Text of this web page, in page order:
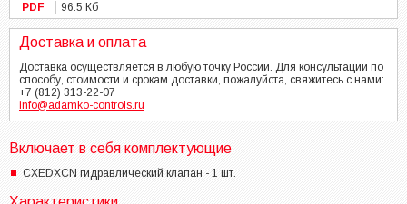
PDF 96.5 Кб
Доставка и оплата
Доставка осуществляется в любую точку России. Для консультации по
способу, стоимости и срокам доставки, пожалуйста, свяжитесь с нами:
+7 (812) 313-22-07
info@adamko-controls.ru
Включает в себя комплектующие
CXEDXCN гидравлический клапан - 1 шт.